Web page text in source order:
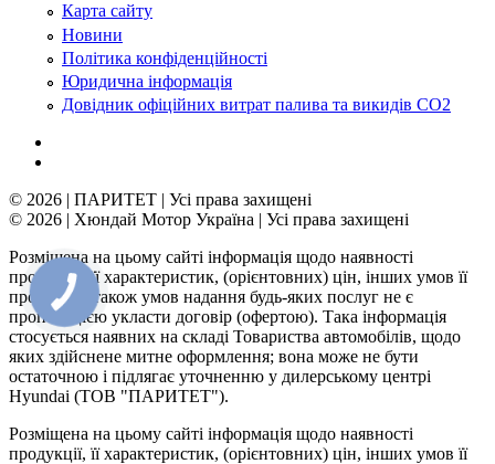
Карта сайту
Новини
Політика конфіденційності
Юридична інформація
Довідник офіційних витрат палива та викидів СО2
© 2026 | ПАРИТЕТ | Усі права захищені
© 2026 | Хюндай Мотор Україна | Усі права захищені
Розміщена на цьому сайті інформація щодо наявності
продукції, її характеристик, (орієнтовних) цін, інших умов її
продажу, а також умов надання будь-яких послуг не є
пропозицією укласти договір (офертою). Така інформація
стосується наявних на складі Товариства автомобілів, щодо
яких здійснене митне оформлення; вона може не бути
остаточною і підлягає уточненню у дилерському центрі
Hyundai (ТОВ "ПАРИТЕТ").
Розміщена на цьому сайті інформація щодо наявності
продукції, її характеристик, (орієнтовних) цін, інших умов її
КНОПКА
ЗВ'ЯЗКУ